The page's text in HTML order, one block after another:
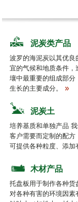
泥炭类产品
波罗的海泥炭以其优
宜的气候和地质条件
壤中最重要的组成部
生长的主要成分。
泥炭土
培养基质和单独产品
客户需要而定制的配
可提供各种粒度、添加
木材产品
托盘板用于制作各种货
对各种有害的环境因